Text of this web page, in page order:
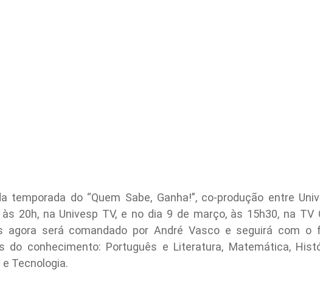
temporada do “Quem Sabe, Ganha!”, co-produção entre
às 20h, na Univesp TV, e no dia 9 de março, às 15h30, na
agora será comandado por André Vasco e seguirá com
do conhecimento: Português e Literatura, Matemática,
Tecnologia.